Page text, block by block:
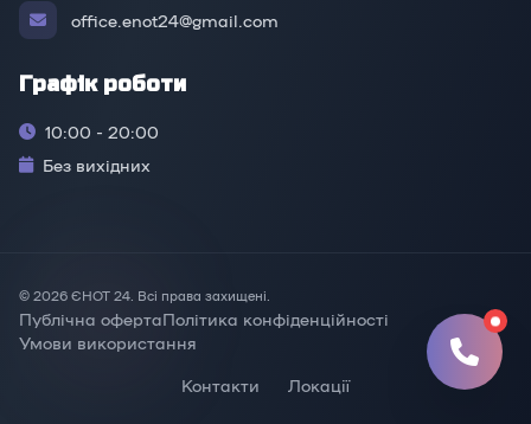
office.enot24@gmail.com
Графік роботи
10:00 - 20:00
Без вихідних
© 2026 ЄНОТ 24. Всі права захищені.
Публічна офертаПолітика конфіденційності
Умови використання
Контакти Локації